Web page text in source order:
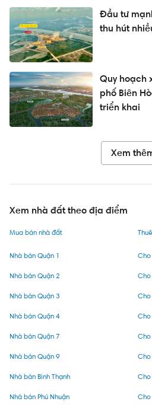
Đầu tư
thu hút
Quy hoạch
phố Biên
triển khai
Xem
Xem nhà đất theo địa điểm
Mua bán nhà đất
Nhà bán Quận 1
Nhà bán Quận 2
Nhà bán Quận 3
Nhà bán Quận 4
Nhà bán Quận 7
Nhà bán Quận 9
Nhà bán Bình Thạnh
Nhà bán Phú Nhuận
Cho
Cho
Cho
Cho
Cho
Cho
Cho
Cho